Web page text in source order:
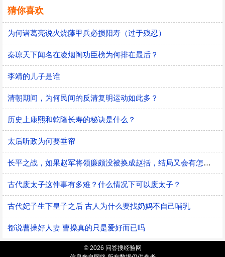
猜你喜欢
为何诸葛亮说火烧藤甲兵必损阳寿（过于残忍）
秦琼天下闻名在凌烟阁功臣榜为何排在最后？
李靖的儿子是谁
清朝期间，为何民间的反清复明运动如此多？
历史上康熙和乾隆长寿的秘诀是什么？
太后听政为何要垂帘
长平之战，如果赵军将领廉颇没被换成赵括，结局又会有怎样的可能
古代废太子这件事有多难？什么情况下可以废太子？
古代妃子生下皇子之后 古人为什么要找奶妈不自己哺乳
都说曹操好人妻 曹操真的只是爱好而已吗
© 2026 问答搜经验网